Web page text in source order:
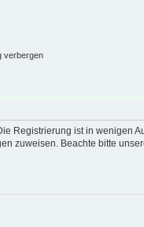
verbergen
Registrierung ist in
zuweisen. Beachte bitte